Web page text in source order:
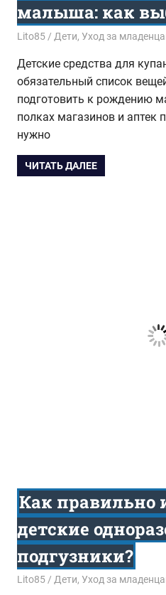
малыша: как
01.08.2016
Lito85 Дети, Уход за
Детские средства для
обязательный список
подготовить к рождению
полках магазинов и аптек
нужно
ЧИТАТЬ ДАЛЕЕ
Как правильно
детские
подгузники?
22.07.2016
Lito85 Дети, Уход за